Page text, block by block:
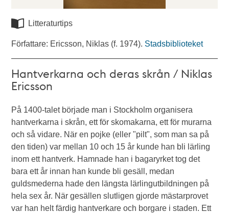
Litteraturtips
Författare: Ericsson, Niklas (f. 1974). Stadsbiblioteket
Hantverkarna och deras skrån / Niklas
Ericsson
På 1400-talet började man i Stockholm organisera
hantverkarna i skrån, ett för skomakarna, ett för murarna
och så vidare. När en pojke (eller "pilt", som man sa på
den tiden) var mellan 10 och 15 år kunde han bli lärling
inom ett hantverk. Hamnade han i bagaryrket tog det
bara ett år innan han kunde bli gesäll, medan
guldsmederna hade den längsta lärlingutbildningen på
hela sex år. När gesällen slutligen gjorde mästarprovet
var han helt färdig hantverkare och borgare i staden. Ett